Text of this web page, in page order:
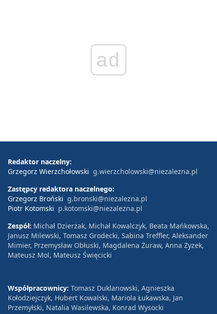
ad
Redaktor naczelny:
Grzegorz Wierzchołowski g.wierzcholowski@niezalezna.pl
Zastępcy redaktora naczelnego:
Grzegorz Broński g.bronski@niezalezna.pl
Piotr Kotomski p.kotomski@niezalezna.pl
Zespół: Michał Dzierżak, Michał Kowalczyk, Beata Mańkowska,
Janusz Milewski, Tomasz Grodecki, Sabina Treffler, Aleksander
Mimier, Przemysław Obłuski, Magdalena Żuraw, Anna Zyzek,
Mateusz Mol, Mateusz Święcicki
Współpracownicy: Tomasz Duklanowski, Agnieszka
Kołodziejczyk, Hubert Kowalski, Mariola Łukawska, Jan
Przemyłski, Natalia Wasilewska, Konrad Wysocki